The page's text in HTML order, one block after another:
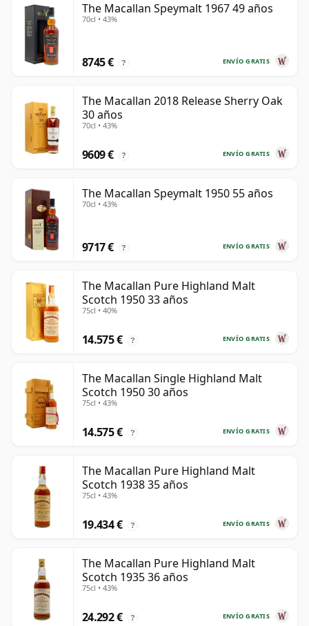
The Macallan Speymalt 1967 49 años
70cl • 43%
ENVÍO GRATIS
8745 € ?
The Macallan 2018 Release Sherry Oak
30 años
70cl • 43%
ENVÍO GRATIS
9609 € ?
The Macallan Speymalt 1950 55 años
70cl • 43%
ENVÍO GRATIS
9717 € ?
The Macallan Pure Highland Malt
Scotch 1950 33 años
75cl • 40%
ENVÍO GRATIS
14.575 € ?
The Macallan Single Highland Malt
Scotch 1950 30 años
75cl • 43%
ENVÍO GRATIS
14.575 € ?
The Macallan Pure Highland Malt
Scotch 1938 35 años
75cl • 43%
ENVÍO GRATIS
19.434 € ?
The Macallan Pure Highland Malt
Scotch 1935 36 años
75cl • 43%
ENVÍO GRATIS
24.292 € ?